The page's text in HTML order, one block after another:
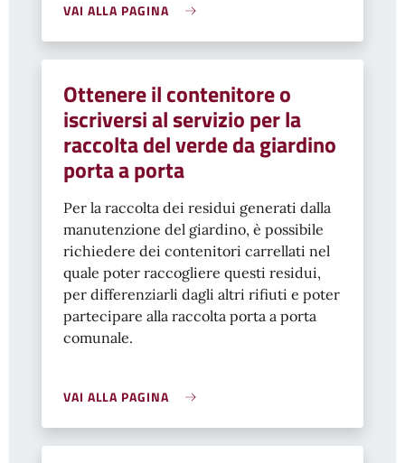
VAI ALLA PAGINA
Ottenere il contenitore o
iscriversi al servizio per la
raccolta del verde da giardino
porta a porta
Per la raccolta dei residui generati dalla
manutenzione del giardino, è possibile
richiedere dei contenitori carrellati nel
quale poter raccogliere questi residui,
per differenziarli dagli altri rifiuti e poter
partecipare alla raccolta porta a porta
comunale.
VAI ALLA PAGINA